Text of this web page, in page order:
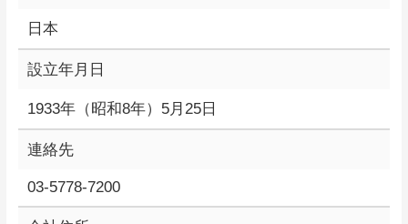
日本
設立年月日
1933年（昭和8年）5月25日
連絡先
03-5778-7200